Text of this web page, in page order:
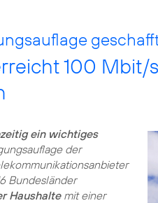
100 Mbit/
ein wichtiges
der
Bundesländer
Haushaltemit einer